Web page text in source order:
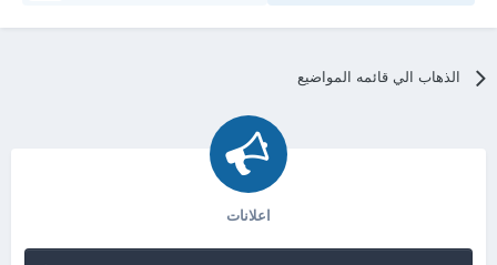
الذهاب الي قائمه المواضيع
اعلانات